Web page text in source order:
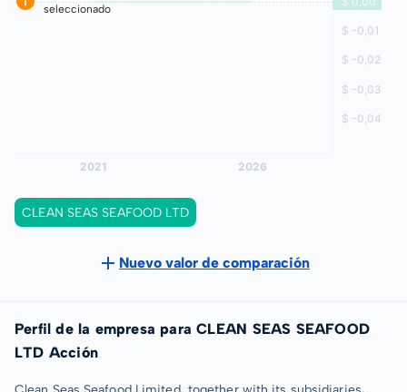
seleccionado
CLEAN SEAS SEAFOOD LTD
Nuevo valor de comparación
Perfil de la empresa para CLEAN SEAS SEAFOOD
LTD Acción